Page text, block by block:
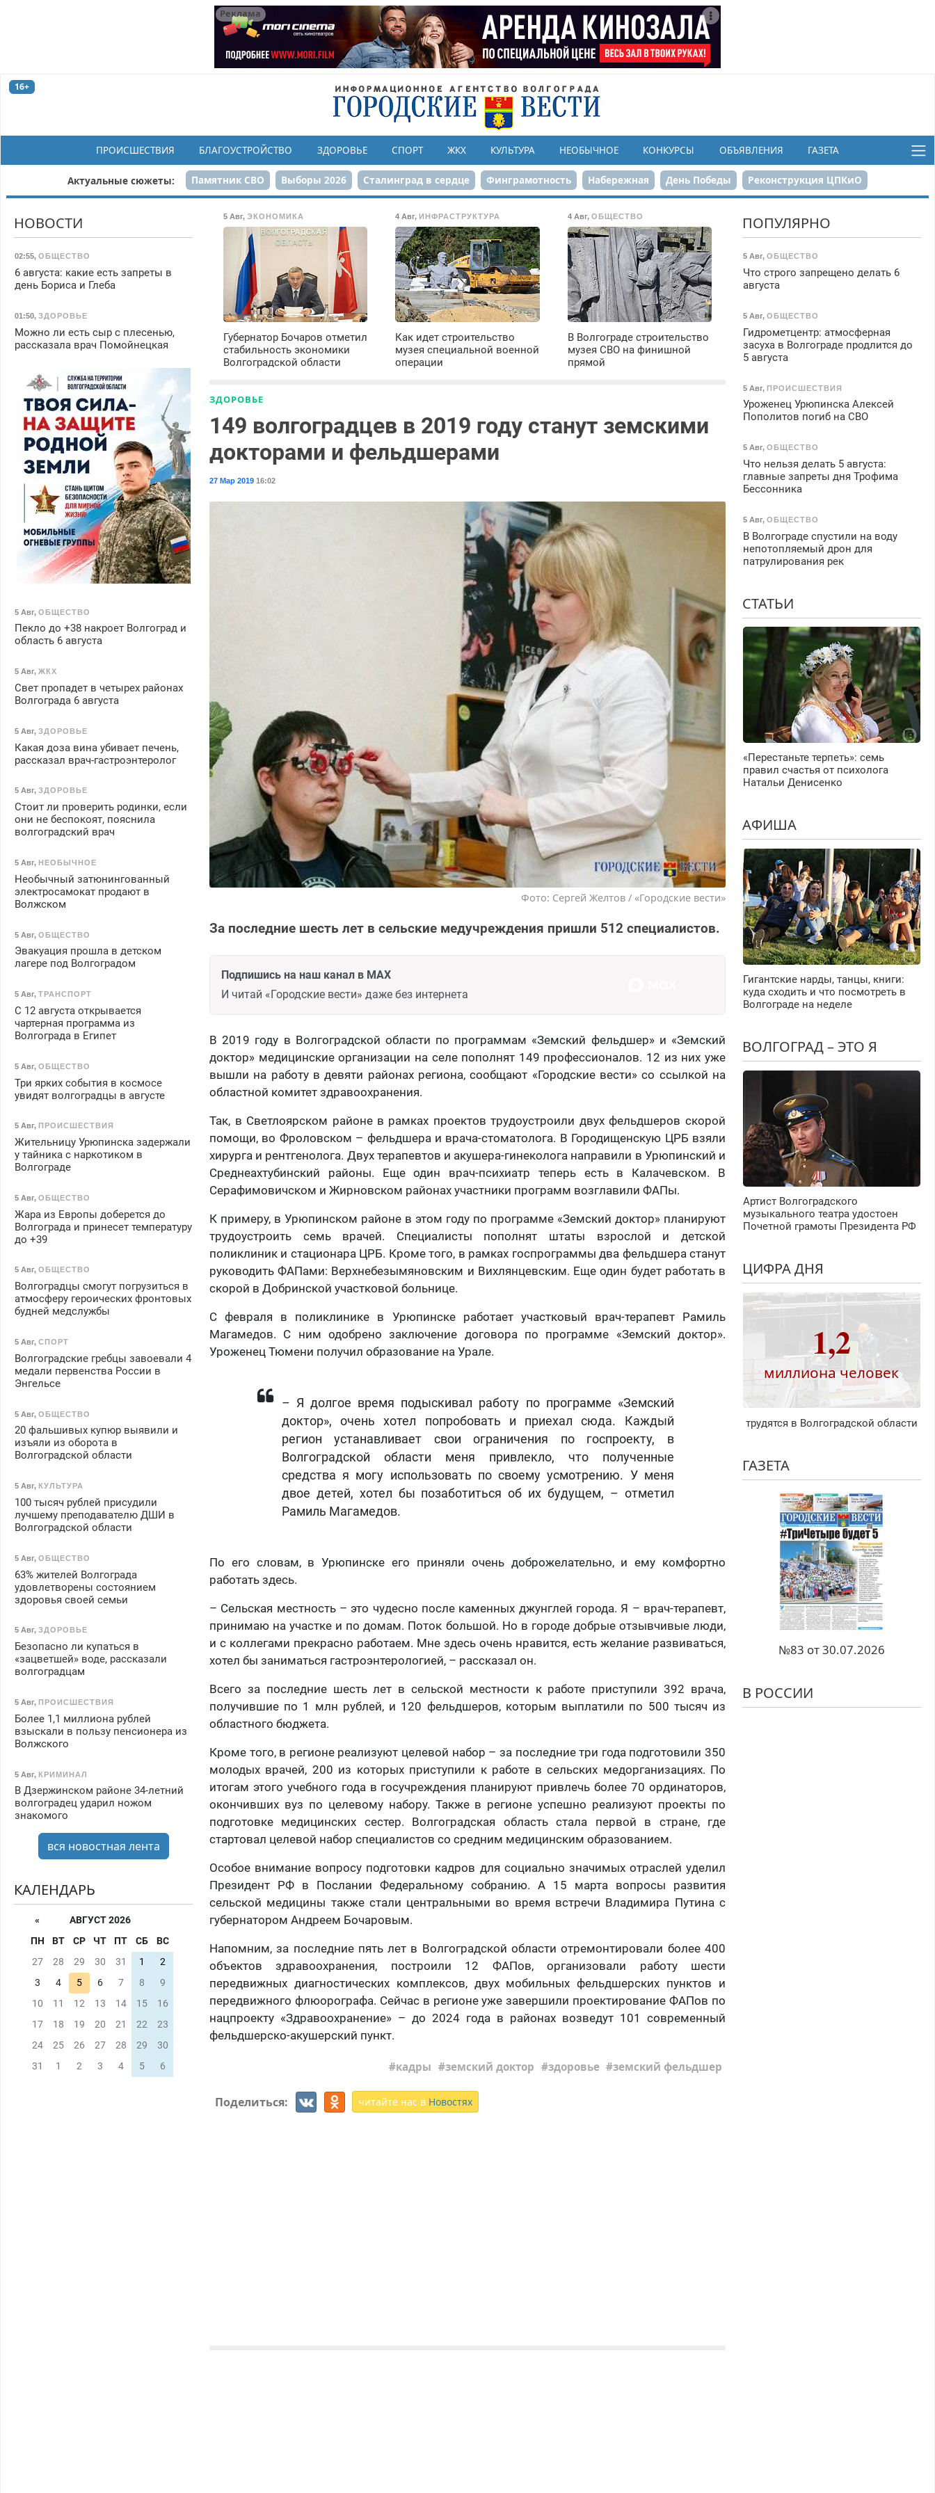
Реклама
16+
ПРОИСШЕСТВИЯ БЛАГОУСТРОЙСТВО ЗДОРОВЬЕ СПОРТ ЖКХ КУЛЬТУРА НЕОБЫЧНОЕ КОНКУРСЫ ОБЪЯВЛЕНИЯ ГАЗЕТА
Актуальные сюжеты: Памятник СВО Выборы 2026 Сталинград в сердце Финграмотность Набережная День Победы Реконструкция ЦПКиО
80-летие Победы Парк Героев-летчиков
5 Авг,ЭКОНОМИКА
Губернатор Бочаров отметил
стабильность экономики
Волгоградской области
4 Авг, ИНФРАСТРУКТУРА
Как идет строительство
музея специальной военной
операции
4 Авг, ОБЩЕСТВО
В Волгограде строительство
музея СВО на финишной
прямой
ЗДОРОВЬЕ
149 волгоградцев в 2019 году станут земскими
докторами и фельдшерами
27 Мар 2019 16:02
Фото: Сергей Желтов / «Городские вести»
За последние шесть лет в сельские медучреждения пришли 512 специалистов.
Подпишись на наш канал в MAX
И читай «Городские вести» даже без интернета
В 2019 году в Волгоградской области по программам «Земский фельдшер» и «Земский
доктор» медицинские организации на селе пополнят 149 профессионалов. 12 из них уже
вышли на работу в девяти районах региона, сообщают «Городские вести» со ссылкой на
областной комитет здравоохранения.
Так, в Светлоярском районе в рамках проектов трудоустроили двух фельдшеров скорой
помощи, во Фроловском – фельдшера и врача-стоматолога. В Городищенскую ЦРБ взяли
хирурга и рентгенолога. Двух терапевтов и акушера-гинеколога направили в Урюпинский и
Среднеахтубинский районы. Еще один врач-психиатр теперь есть в Калачевском. В
Серафимовичском и Жирновском районах участники программ возглавили ФАПы.
К примеру, в Урюпинском районе в этом году по программе «Земский доктор» планируют
трудоустроить семь врачей. Специалисты пополнят штаты взрослой и детской
поликлиник и стационара ЦРБ. Кроме того, в рамках госпрограммы два фельдшера станут
руководить ФАПами: Верхнебезымяновским и Вихлянцевским. Еще один будет работать в
скорой в Добринской участковой больнице.
С февраля в поликлинике в Урюпинске работает участковый врач-терапевт Рамиль
Магамедов. С ним одобрено заключение договора по программе «Земский доктор».
Уроженец Тюмени получил образование на Урале.
– Я долгое время подыскивал работу по программе «Земский
доктор», очень хотел попробовать и приехал сюда. Каждый
регион устанавливает свои ограничения по госпроекту, в
Волгоградской области меня привлекло, что полученные
средства я могу использовать по своему усмотрению. У меня
двое детей, хотел бы позаботиться об их будущем, – отметил
Рамиль Магамедов.
По его словам, в Урюпинске его приняли очень доброжелательно, и ему комфортно
работать здесь.
– Сельская местность – это чудесно после каменных джунглей города. Я – врач-терапевт,
принимаю на участке и по домам. Поток большой. Но в городе добрые отзывчивые люди,
и с коллегами прекрасно работаем. Мне здесь очень нравится, есть желание развиваться,
хотел бы заниматься гастроэнтерологией, – рассказал он.
Всего за последние шесть лет в сельской местности к работе приступили 392 врача,
получившие по 1 млн рублей, и 120 фельдшеров, которым выплатили по 500 тысяч из
областного бюджета.
Кроме того, в регионе реализуют целевой набор – за последние три года подготовили 350
молодых врачей, 200 из которых приступили к работе в сельских медорганизациях. По
итогам этого учебного года в госучреждения планируют привлечь более 70 ординаторов,
окончивших вуз по целевому набору. Также в регионе успешно реализуют проекты по
подготовке медицинских сестер. Волгоградская область стала первой в стране, где
стартовал целевой набор специалистов со средним медицинским образованием.
Особое внимание вопросу подготовки кадров для социально значимых отраслей уделил
Президент РФ в Послании Федеральному собранию. А 15 марта вопросы развития
сельской медицины также стали центральными во время встречи Владимира Путина с
губернатором Андреем Бочаровым.
Напомним, за последние пять лет в Волгоградской области отремонтировали более 400
объектов здравоохранения, построили 12 ФАПов, организовали работу шести
передвижных диагностических комплексов, двух мобильных фельдшерских пунктов и
передвижного флюорографа. Сейчас в регионе уже завершили проектирование ФАПов по
нацпроекту «Здравоохранение» – до 2024 года в районах возведут 101 современный
фельдшерско-акушерский пункт.
кадры земский доктор здоровье земский фельдшер
Поделиться: читайте нас в Новостях
НОВОСТИ
02:55, ОБЩЕСТВО
6 августа: какие есть запреты в
день Бориса и Глеба
01:50, ЗДОРОВЬЕ
Можно ли есть сыр с плесенью,
рассказала врач Помойнецкая
5 Авг, ОБЩЕСТВО
Пекло до +38 накроет Волгоград и
область 6 августа
5 Авг, ЖКХ
Свет пропадет в четырех районах
Волгограда 6 августа
5 Авг, ЗДОРОВЬЕ
Какая доза вина убивает печень,
рассказал врач-гастроэнтеролог
5 Авг, ЗДОРОВЬЕ
Стоит ли проверить родинки, если
они не беспокоят, пояснила
волгоградский врач
5 Авг, НЕОБЫЧНОЕ
Необычный затюнингованный
электросамокат продают в
Волжском
5 Авг, ОБЩЕСТВО
Эвакуация прошла в детском
лагере под Волгоградом
5 Авг, ТРАНСПОРТ
С 12 августа открывается
чартерная программа из
Волгограда в Египет
5 Авг, ОБЩЕСТВО
Три ярких события в космосе
увидят волгоградцы в августе
5 Авг, ПРОИСШЕСТВИЯ
Жительницу Урюпинска задержали
у тайника с наркотиком в
Волгограде
5 Авг, ОБЩЕСТВО
Жара из Европы доберется до
Волгограда и принесет температуру
до +39
5 Авг, ОБЩЕСТВО
Волгоградцы смогут погрузиться в
атмосферу героических фронтовых
будней медслужбы
5 Авг, СПОРТ
Волгоградские гребцы завоевали 4
медали первенства России в
Энгельсе
5 Авг, ОБЩЕСТВО
20 фальшивых купюр выявили и
изъяли из оборота в
Волгоградской области
5 Авг, КУЛЬТУРА
100 тысяч рублей присудили
лучшему преподавателю ДШИ в
Волгоградской области
5 Авг, ОБЩЕСТВО
63% жителей Волгограда
удовлетворены состоянием
здоровья своей семьи
5 Авг, ЗДОРОВЬЕ
Безопасно ли купаться в
«зацветшей» воде, рассказали
волгоградцам
5 Авг, ПРОИСШЕСТВИЯ
Более 1,1 миллиона рублей
взыскали в пользу пенсионера из
Волжского
5 Авг, КРИМИНАЛ
В Дзержинском районе 34-летний
волгоградец ударил ножом
знакомого
вся новостная лента
КАЛЕНДАРЬ
«
АВГУСТ 2026
ПН
ВТ СР ЧТ ПТ СБ
ВС
27
28 29 30 31 1
2
3
4 5 6 7 8
9
10
11 12 13 14 15
16
17
18 19 20 21 22
23
24
25 26 27 28 29
30
31
1 2 3 4 5 6
ПОПУЛЯРНО
5 Авг, ОБЩЕСТВО
Что строго запрещено делать 6
августа
5 Авг, ОБЩЕСТВО
Гидрометцентр: атмосферная
засуха в Волгограде продлится до
5 августа
5 Авг, ПРОИСШЕСТВИЯ
Уроженец Урюпинска Алексей
Пополитов погиб на СВО
5 Авг, ОБЩЕСТВО
Что нельзя делать 5 августа:
главные запреты дня Трофима
Бессонника
5 Авг, ОБЩЕСТВО
В Волгограде спустили на воду
непотопляемый дрон для
патрулирования рек
СТАТЬИ
«Перестаньте терпеть»: семь
правил счастья от психолога
Натальи Денисенко
АФИША
Гигантские нарды, танцы, книги:
куда сходить и что посмотреть в
Волгограде на неделе
ВОЛГОГРАД – ЭТО Я
Артист Волгоградского
музыкального театра удостоен
Почетной грамоты Президента РФ
ЦИФРА ДНЯ
1,2
миллиона человек
трудятся в Волгоградской области
ГАЗЕТА
№83 от 30.07.2026
В РОССИИ